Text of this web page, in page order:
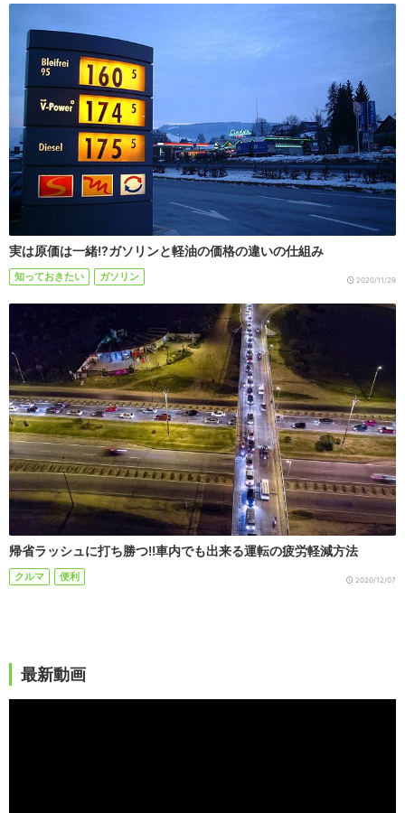
実は原価は一緒!?ガソリンと軽油の価格の違いの仕組み
知っておきたい ガソリン 2020/11/29
帰省ラッシュに打ち勝つ!!車内でも出来る運転の疲労軽減方法
クルマ 便利 2020/12/07
最新動画